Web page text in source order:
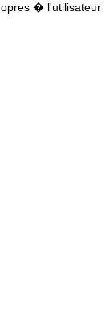
� l'utilisateur